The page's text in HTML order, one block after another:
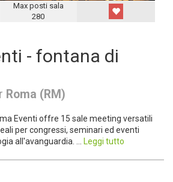
Max posti sala
280
- fontana di
Roma (RM)
Eventi offre 15 sale meeting versatili
per congressi, seminari ed eventi
all'avanguardia. ...
Leggi tutto